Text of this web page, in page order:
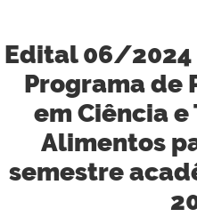
Edital 06/2024
Programa de
em Ciência
Alimentos
semestre